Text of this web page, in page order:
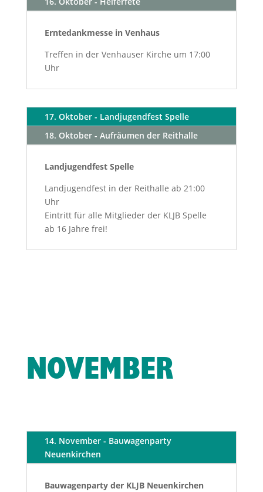
Erntedankmesse in Venhaus
Treffen in der Venhauser Kirche um 17:00
Uhr
17. Oktober - Landjugendfest Spelle
18. Oktober - Aufräumen der Reithalle
Landjugendfest Spelle
Landjugendfest in der Reithalle ab 21:00
Uhr
Eintritt für alle Mitglieder der KLJB Spelle
ab 16 Jahre frei!
NOVEMBER
14. November - Bauwagenparty
Neuenkirchen
Bauwagenparty der KLJB Neuenkirchen